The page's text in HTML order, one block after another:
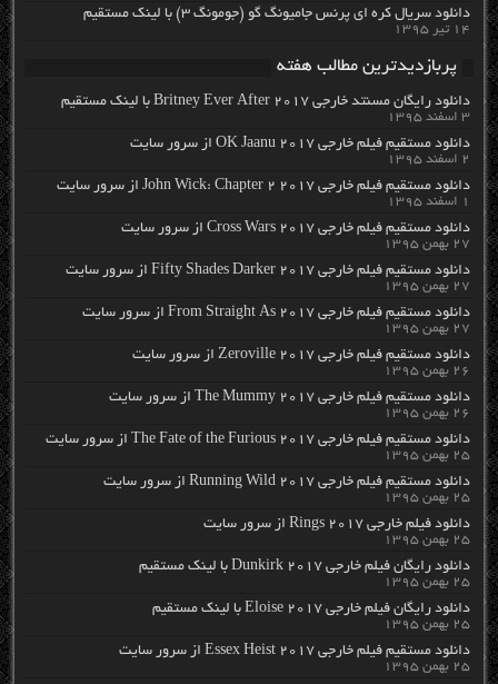
دانلود سریال کره ای پرنس جامیونگ گو (جومونگ ۳) با لینک مستقیم
۱۴ تیر ۱۳۹۵
پربازدیدترین مطالب هفته
دانلود رایگان مسنتد خارجی Britney Ever After 2017 با لینک مستقیم
۳ اسفند ۱۳۹۵
دانلود مستقیم فیلم خارجی OK Jaanu 2017 از سرور سایت
۲ اسفند ۱۳۹۵
دانلود مستقیم فیلم خارجی John Wick: Chapter 2 2017 از سرور سایت
۱ اسفند ۱۳۹۵
دانلود مستقیم فیلم خارجی Cross Wars 2017 از سرور سایت
۲۷ بهمن ۱۳۹۵
دانلود مستقیم فیلم خارجی Fifty Shades Darker 2017 از سرور سایت
۲۷ بهمن ۱۳۹۵
دانلود مستقیم فیلم خارجی From Straight As 2017 از سرور سایت
۲۷ بهمن ۱۳۹۵
دانلود مستقیم فیلم خارجی Zeroville 2017 از سرور سایت
۲۶ بهمن ۱۳۹۵
دانلود مستقیم فیلم خارجی The Mummy 2017 از سرور سایت
۲۶ بهمن ۱۳۹۵
دانلود مستقیم فیلم خارجی The Fate of the Furious 2017 از سرور سایت
۲۵ بهمن ۱۳۹۵
دانلود مستقیم فیلم خارجی Running Wild 2017 از سرور سایت
۲۵ بهمن ۱۳۹۵
دانلود فیلم خارجی Rings 2017 از سرور سایت
۲۵ بهمن ۱۳۹۵
دانلود رایگان فیلم خارجی Dunkirk 2017 با لینک مستقیم
۲۵ بهمن ۱۳۹۵
دانلود رایگان فیلم خارجی Eloise 2017 با لینک مستقیم
۲۵ بهمن ۱۳۹۵
دانلود مستقیم فیلم خارجی Essex Heist 2017 از سرور سایت
۲۵ بهمن ۱۳۹۵